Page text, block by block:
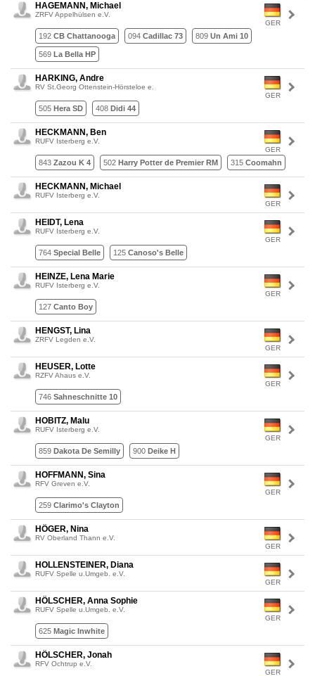
GER
HAGEMANN, Michael
ZRFV Appelhülsen e.V.
192 CB Chattanooga 094 Cadillac 73 809 Un Ami 10
569 La Bella HP
GER
HARKING, Andre
RV St.Georg Ottenstein-Hörsteloe e.
505 Hera SD 408 Didi 44
GER
HECKMANN, Ben
RUFV Isterberg e.V.
843 Zazou K 4 502 Harry Potter de Premier RM 315 Coomahn
GER
HECKMANN, Michael
RUFV Isterberg e.V.
GER
HEIDT, Lena
RUFV Isterberg e.V.
764 Special Belle 125 Canoso's Belle
GER
HEINZE, Lena Marie
RUFV Isterberg e.V.
127 Canto Boy
GER
HENGST, Lina
ZRFV Legden e.V.
GER
HEUSER, Lotte
RZFV Ahaus e.V.
746 Sahneschnitte 10
GER
HOBITZ, Malu
RUFV Isterberg e.V.
859 Dakota De Semilly 900 Deike H
GER
HOFFMANN, Sina
RFV Greven e.V.
259 Clarimo's Clayton
GER
HÖGER, Nina
RV Oberland Thann e.V.
GER
HOLLENSTEINER, Diana
RUFV Spelle u.Umgeb. e.V.
GER
HÖLSCHER, Anna Sophie
RUFV Spelle u.Umgeb. e.V.
625 Magic Inwhite
GER
HÖLSCHER, Jonah
RFV Ochtrup e.V.